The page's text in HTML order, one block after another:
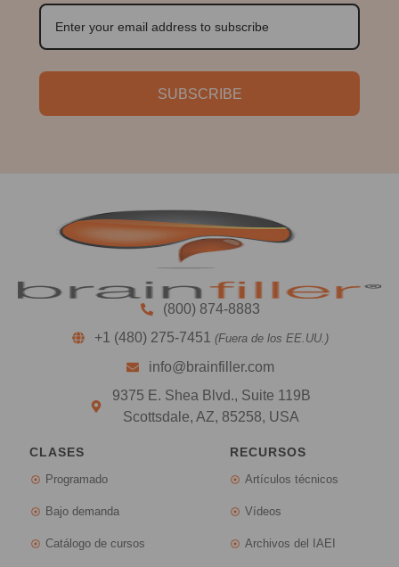
SUBSCRIBE
(800) 874-8883
+1 (480) 275-7451 (Fuera de los EE.UU.)
info@brainfiller.com
9375 E. Shea Blvd., Suite 119B
Scottsdale, AZ, 85258, USA
CLASES
Programado
Bajo demanda
Catálogo de cursos
RECURSOS
Artículos técnicos
Vídeos
Archivos del IAEI